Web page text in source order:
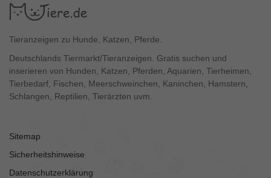
Tieranzeigen zu Hunde, Katzen, Pferde.
Deutschlands Tiermarkt/Tieranzeigen. Gratis suchen und
inserieren von Hunden, Katzen, Pferden, Aquarien, Tierheimen,
Tierbedarf, Fischen, Meerschweinchen, Kaninchen, Hamstern,
Schlangen, Reptilien, Tierärzten uvm.
Sitemap
Sicherheitshinweise
Datenschutzerklärung